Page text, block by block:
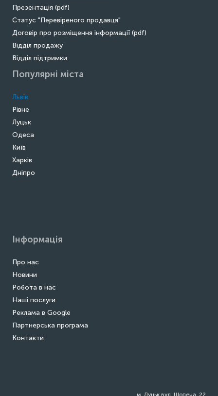
Презентація (pdf)
Статус "Перевіреного продавця"
Договір про розміщення інформації (pdf)
Відділ продажу
Відділ підтримки
Популярні міста
Львів
Рівне
Луцьк
Одеса
Київ
Харків
Дніпро
Інформація
Про нас
Новини
Робота в нас
Наші послуги
Реклама в Google
Партнерська програма
Контакти
м. Луцьк вул. Шопена, 22